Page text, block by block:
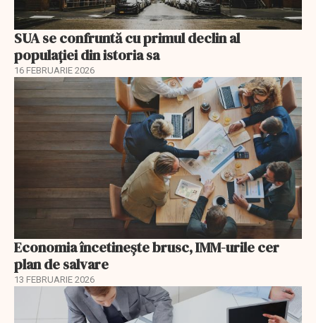
SUA se confruntă cu primul declin al
populației din istoria sa
16 FEBRUARIE 2026
Economia încetinește brusc, IMM-urile cer
plan de salvare
13 FEBRUARIE 2026